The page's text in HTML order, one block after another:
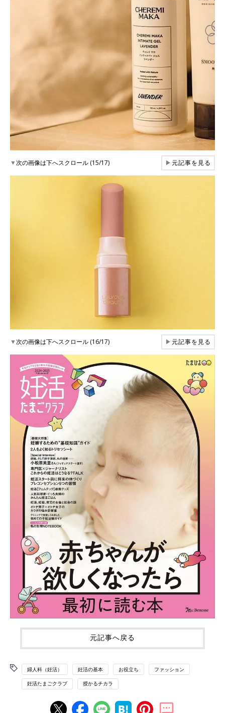
▼次の画像は下へスクロール (15/17) ▶元記事を見る
▼次の画像は下へスクロール (16/17) ▶元記事を見る
元記事へ戻る
婦人科（妊活） 妊活の基本 お役立ち ファッション
妊活たまごクラブ 授かるチカラ